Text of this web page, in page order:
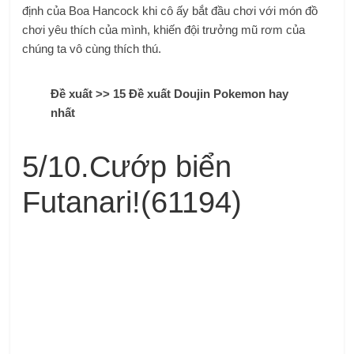
định của Boa Hancock khi cô ấy bắt đầu chơi với món đồ
chơi yêu thích của mình, khiến đội trưởng mũ rơm của
chúng ta vô cùng thích thú.
Đề xuất >> 15 Đề xuất Doujin Pokemon hay
nhất
5/10.Cướp biển
Futanari!(61194)